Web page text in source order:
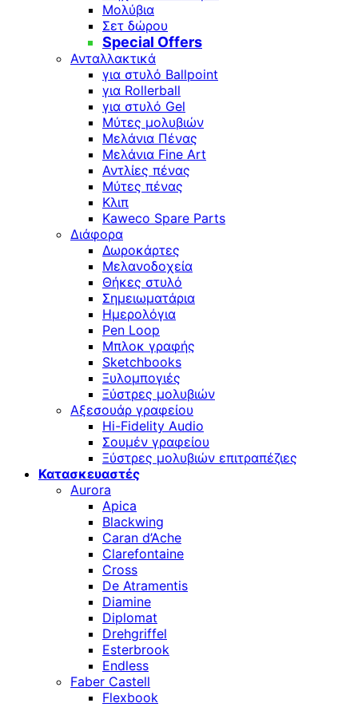
Μολύβια
Σετ δώρου
Special Offers
Ανταλλακτικά
για στυλό Ballpoint
για Rollerball
για στυλό Gel
Μύτες μολυβιών
Μελάνια Πένας
Μελάνια Fine Art
Αντλίες πένας
Μύτες πένας
Κλιπ
Kaweco Spare Parts
Διάφορα
Δωροκάρτες
Μελανοδοχεία
Θήκες στυλό
Σημειωματάρια
Ημερολόγια
Pen Loop
Μπλοκ γραφής
Sketchbooks
Ξυλομπογιές
Ξύστρες μολυβιών
Αξεσουάρ γραφείου
Hi-Fidelity Audio
Σουμέν γραφείου
Ξύστρες μολυβιών επιτραπέζιες
Κατασκευαστές
Aurora
Apica
Blackwing
Caran d’Ache
Clarefontaine
Cross
De Atramentis
Diamine
Diplomat
Drehgriffel
Esterbrook
Endless
Faber Castell
Flexbook